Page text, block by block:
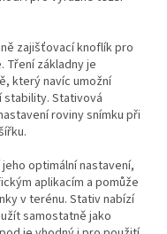
zajišťovací knoflík pro
Tření základny je
který navíc umožní
stability. Stativová
roviny snímku při
optimální nastavení,
aplikacím a pomůže
v terénu. Stativ nabízí
samostatně jako